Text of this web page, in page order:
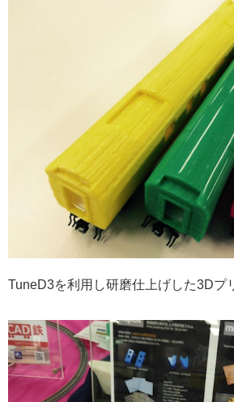
TuneD3を利用し研磨仕上げした3Dプ